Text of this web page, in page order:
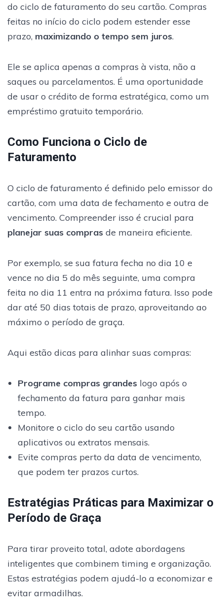
do ciclo de faturamento do seu cartão. Compras
feitas no início do ciclo podem estender esse
prazo, maximizando o tempo sem juros.
Ele se aplica apenas a compras à vista, não a
saques ou parcelamentos. É uma oportunidade
de usar o crédito de forma estratégica, como um
empréstimo gratuito temporário.
Como Funciona o Ciclo de
Faturamento
O ciclo de faturamento é definido pelo emissor do
cartão, com uma data de fechamento e outra de
vencimento. Compreender isso é crucial para
planejar suas compras de maneira eficiente.
Por exemplo, se sua fatura fecha no dia 10 e
vence no dia 5 do mês seguinte, uma compra
feita no dia 11 entra na próxima fatura. Isso pode
dar até 50 dias totais de prazo, aproveitando ao
máximo o período de graça.
Aqui estão dicas para alinhar suas compras:
Programe compras grandeslogo após o
fechamento da fatura para ganhar mais
tempo.
Monitore o ciclo do seu cartão usando
aplicativos ou extratos mensais.
Evite compras perto da data de vencimento,
que podem ter prazos curtos.
Estratégias Práticas para Maximizar o
Período de Graça
Para tirar proveito total, adote abordagens
inteligentes que combinem timing e organização.
Estas estratégias podem ajudá-lo a economizar e
evitar armadilhas.